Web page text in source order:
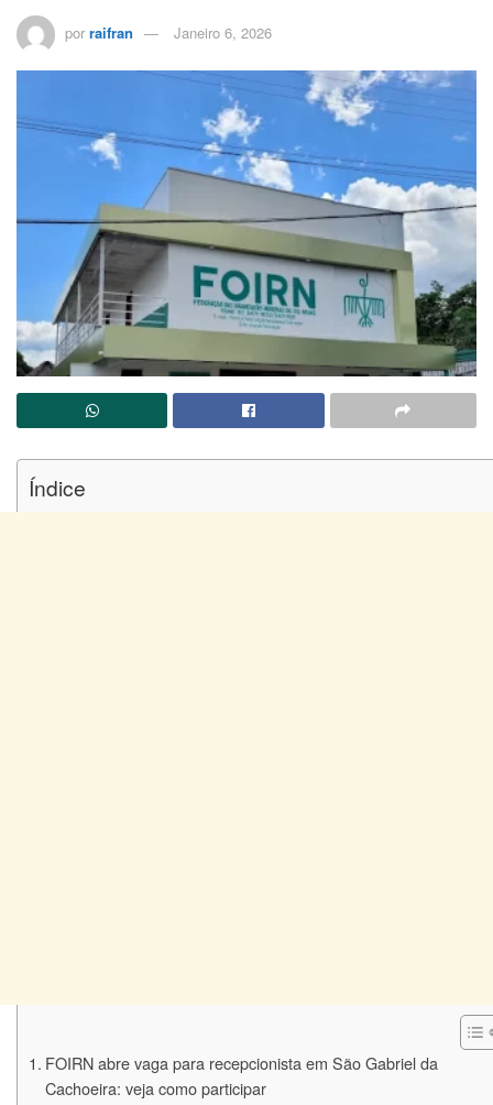
por raifran Janeiro 6, 2026
Índice
FOIRN abre vaga para recepcionista em São Gabriel da
Cachoeira: veja como participar